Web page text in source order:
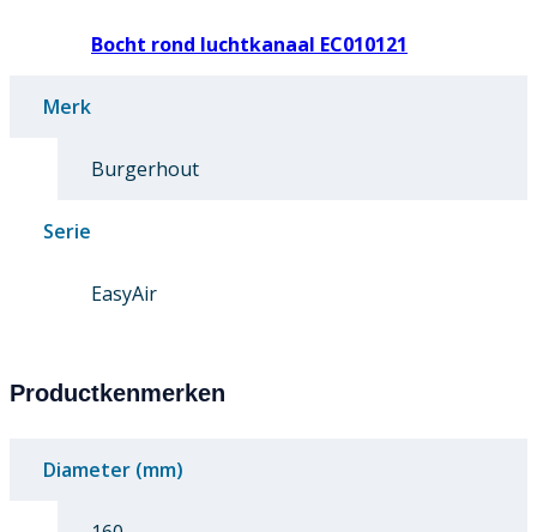
Bocht rond luchtkanaal EC010121
Merk
Burgerhout
Serie
EasyAir
Productkenmerken
Diameter (mm)